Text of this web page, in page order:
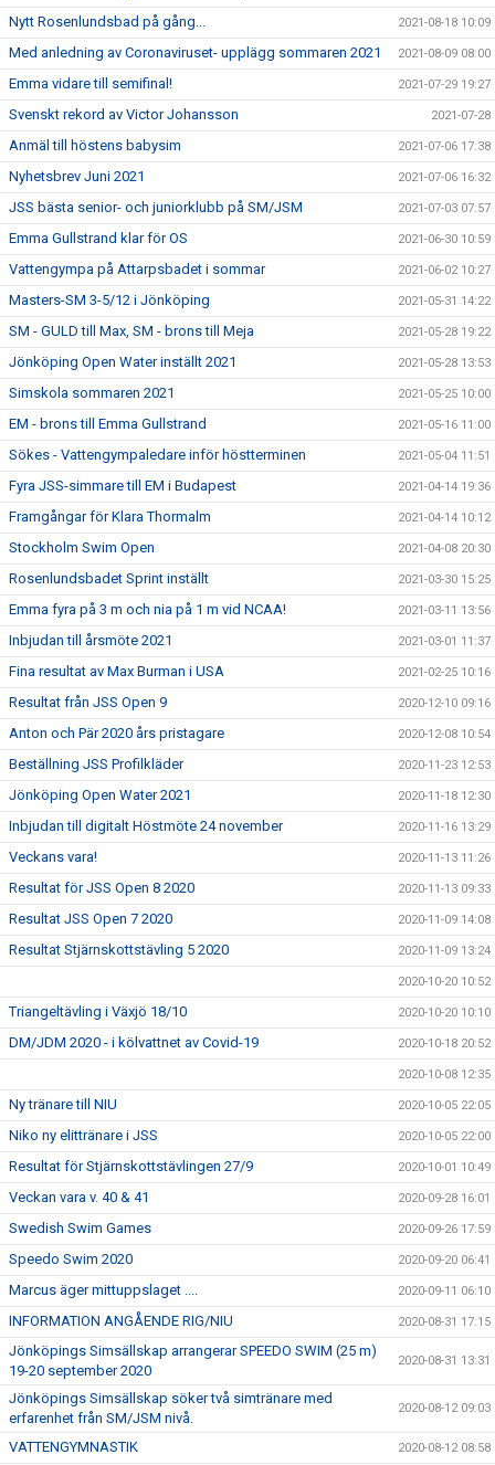
Nytt Rosenlundsbad på gång... 2021-08-18 10:09
Med anledning av Coronaviruset- upplägg sommaren 2021 2021-08-09 08:00
Emma vidare till semifinal! 2021-07-29 19:27
Svenskt rekord av Victor Johansson 2021-07-28
Anmäl till höstens babysim 2021-07-06 17:38
Nyhetsbrev Juni 2021 2021-07-06 16:32
JSS bästa senior- och juniorklubb på SM/JSM 2021-07-03 07:57
Emma Gullstrand klar för OS 2021-06-30 10:59
Vattengympa på Attarpsbadet i sommar 2021-06-02 10:27
Masters-SM 3-5/12 i Jönköping 2021-05-31 14:22
SM - GULD till Max, SM - brons till Meja 2021-05-28 19:22
Jönköping Open Water inställt 2021 2021-05-28 13:53
Simskola sommaren 2021 2021-05-25 10:00
EM - brons till Emma Gullstrand 2021-05-16 11:00
Sökes - Vattengympaledare inför höstterminen 2021-05-04 11:51
Fyra JSS-simmare till EM i Budapest 2021-04-14 19:36
Framgångar för Klara Thormalm 2021-04-14 10:12
Stockholm Swim Open 2021-04-08 20:30
Rosenlundsbadet Sprint inställt 2021-03-30 15:25
Emma fyra på 3 m och nia på 1 m vid NCAA! 2021-03-11 13:56
Inbjudan till årsmöte 2021 2021-03-01 11:37
Fina resultat av Max Burman i USA 2021-02-25 10:16
Resultat från JSS Open 9 2020-12-10 09:16
Anton och Pär 2020 års pristagare 2020-12-08 10:54
Beställning JSS Profilkläder 2020-11-23 12:53
Jönköping Open Water 2021 2020-11-18 12:30
Inbjudan till digitalt Höstmöte 24 november 2020-11-16 13:29
Veckans vara! 2020-11-13 11:26
Resultat för JSS Open 8 2020 2020-11-13 09:33
Resultat JSS Open 7 2020 2020-11-09 14:08
Resultat Stjärnskottstävling 5 2020 2020-11-09 13:24
2020-10-20 10:52
Triangeltävling i Växjö 18/10 2020-10-20 10:10
DM/JDM 2020 - i kölvattnet av Covid-19 2020-10-18 20:52
2020-10-08 12:35
Ny tränare till NIU 2020-10-05 22:05
Niko ny elittränare i JSS 2020-10-05 22:00
Resultat för Stjärnskottstävlingen 27/9 2020-10-01 10:49
Veckan vara v. 40 & 41 2020-09-28 16:01
Swedish Swim Games 2020-09-26 17:59
Speedo Swim 2020 2020-09-20 06:41
Marcus äger mittuppslaget .... 2020-09-11 06:10
INFORMATION ANGÅENDE RIG/NIU 2020-08-31 17:15
Jönköpings Simsällskap arrangerar SPEEDO SWIM (25 m)
19-20 september 2020
2020-08-31 13:31
Jönköpings Simsällskap söker två simtränare med
erfarenhet från SM/JSM nivå.
2020-08-12 09:03
VATTENGYMNASTIK 2020-08-12 08:58